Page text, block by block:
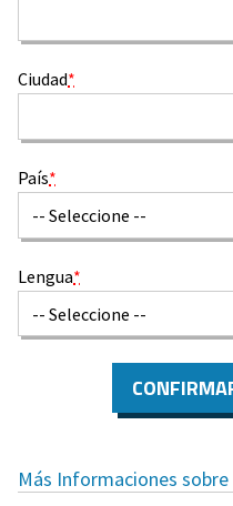
Ciudad*
País*
Lengua*
Más Informaciones